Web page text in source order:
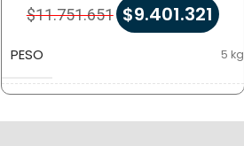
$11.751.651 $9.401.321
PESO 5 kg